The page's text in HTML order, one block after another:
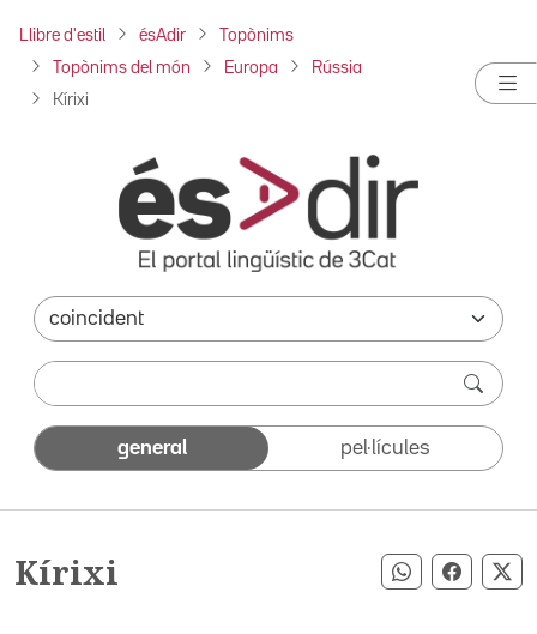
Llibre d'estil ésAdir Topònims
Topònims del món Europa Rússia
Kírixi
general pel·lícules
Kírixi Compartir